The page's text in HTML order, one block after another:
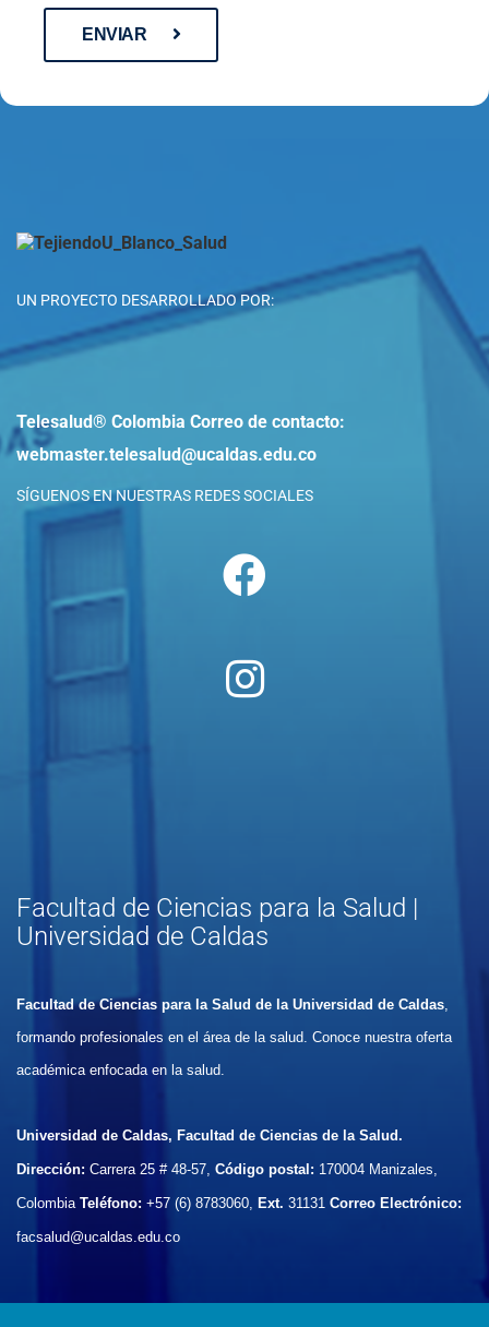
ENVIAR
UN PROYECTO DESARROLLADO POR:
Telesalud® Colombia Correo de contacto:
webmaster.telesalud@ucaldas.edu.co
SÍGUENOS EN NUESTRAS REDES SOCIALES
Facultad de Ciencias para la Salud |
Universidad de Caldas
Facultad de Ciencias para la Salud de la Universidad de Caldas,
formando profesionales en el área de la salud. Conoce nuestra oferta
académica enfocada en la salud.
Universidad de Caldas, Facultad de Ciencias de la Salud.
Dirección: Carrera 25 # 48-57, Código postal: 170004 Manizales,
Colombia Teléfono: +57 (6) 8783060, Ext. 31131 Correo Electrónico:
facsalud@ucaldas.edu.co